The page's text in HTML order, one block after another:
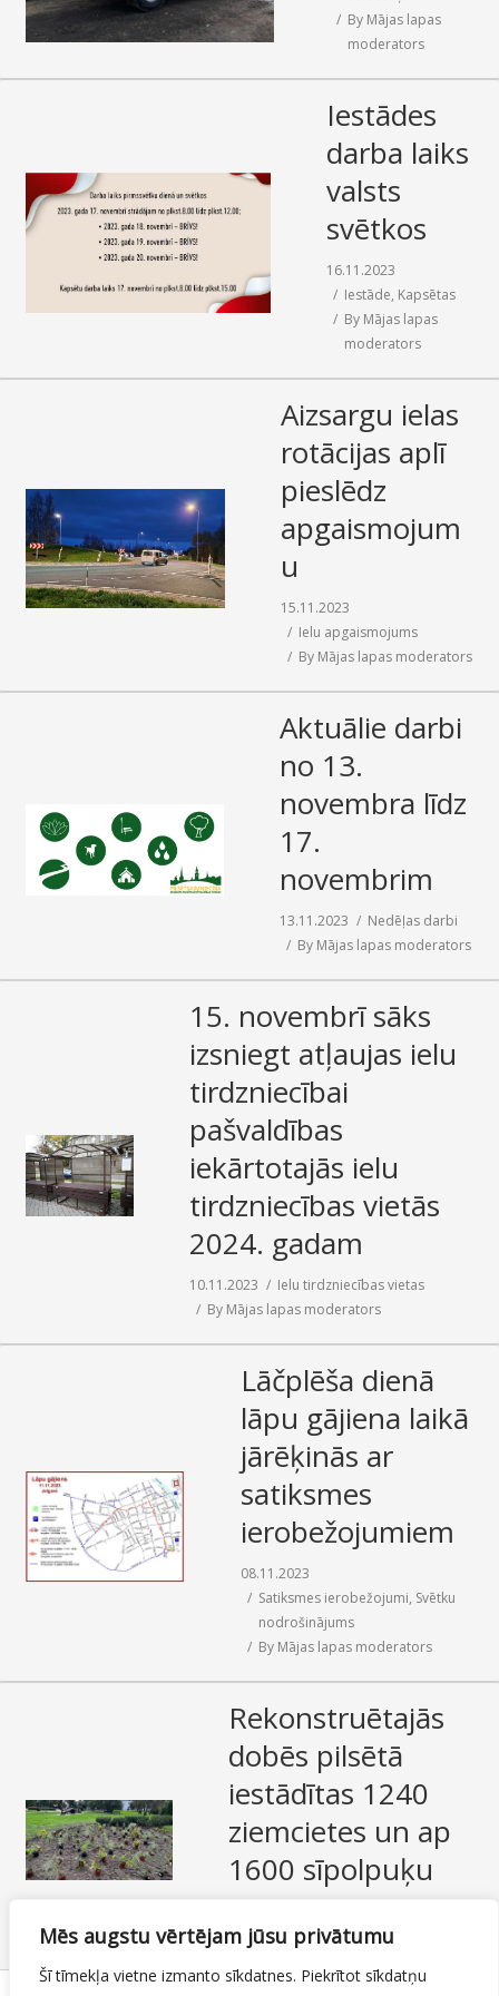
Mēs augstu vērtējam jūsu privātumu
Šī tīmekļa vietne izmanto sīkdatnes. Piekrītot sīkdatņu
By Mājas lapas
moderators
Iestādes
darba laiks
valsts
svētkos
16.11.2023
Iestāde, Kapsētas
By Mājas lapas
moderators
Aizsargu ielas
rotācijas aplī
pieslēdz
apgaismojum
u
15.11.2023
Ielu apgaismojums
By Mājas lapas moderators
Aktuālie darbi
no 13.
novembra līdz
17.
novembrim
13.11.2023
Nedēļas darbi
By Mājas lapas moderators
15. novembrī sāks
izsniegt atļaujas ielu
tirdzniecībai
pašvaldības
iekārtotajās ielu
tirdzniecības vietās
2024. gadam
10.11.2023
Ielu tirdzniecības vietas
By Mājas lapas moderators
Lāčplēša dienā
lāpu gājiena laikā
jārēķinās ar
satiksmes
ierobežojumiem
08.11.2023
Satiksmes ierobežojumi, Svētku
nodrošinājums
By Mājas lapas moderators
Rekonstruētajās
dobēs pilsētā
iestādītas 1240
ziemcietes un ap
1600 sīpolpuķu
ByMājas lapas moderators